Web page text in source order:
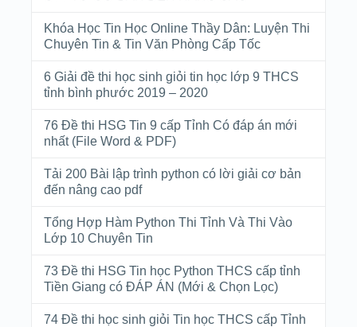
Khóa Học Tin Học Online Thầy Dân: Luyện Thi
Chuyên Tin & Tin Văn Phòng Cấp Tốc
6 Giải đề thi học sinh giỏi tin học lớp 9 THCS
tỉnh bình phước 2019 – 2020
76 Đề thi HSG Tin 9 cấp Tỉnh Có đáp án mới
nhất (File Word & PDF)
Tải 200 Bài lập trình python có lời giải cơ bản
đến nâng cao pdf
Tổng Hợp Hàm Python Thi Tỉnh Và Thi Vào
Lớp 10 Chuyên Tin
73 Đề thi HSG Tin học Python THCS cấp tỉnh
Tiền Giang có ĐÁP ÁN (Mới & Chọn Lọc)
74 Đề thi học sinh giỏi Tin học THCS cấp Tỉnh